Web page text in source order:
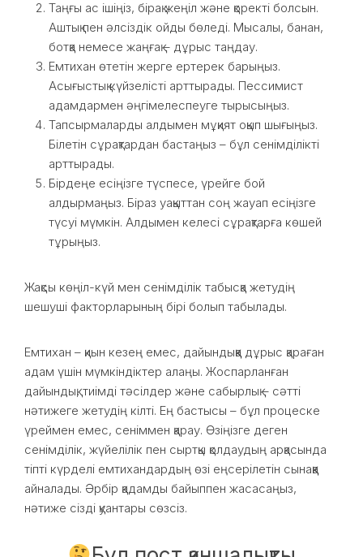
Таңғы ас ішіңіз, бірақ жеңіл және қоректі болсын.
Аштық пен әлсіздік ойды бөледі. Мысалы, банан,
ботқа немесе жаңғақ – дұрыс таңдау.
Емтихан өтетін жерге ертерек барыңыз.
Асығыстық күйзелісті арттырады. Пессимист
адамдармен әңгімелеспеуге тырысыңыз.
Тапсырмаларды алдымен мұқият оқып шығыңыз.
Білетін сұрақтардан бастаңыз – бұл сенімділікті
арттырады.
Бірдеңе есіңізге түспесе, үрейге бой
алдырмаңыз. Біраз уақыттан соң жауап есіңізге
түсуі мүмкін. Алдымен келесі сұрақтарға көшей
тұрыңыз.
Жақсы көңіл-күй мен сенімділік табысқа жетудің
шешуші факторларының бірі болып табылады.
Емтихан – қиын кезең емес, дайындыққа дұрыс қараған
адам үшін мүмкіндіктер алаңы. Жоспарланған
дайындық, тиімді тәсілдер және сабырлық – сәтті
нәтижеге жетудің кілті. Ең бастысы – бұл процеске
үреймен емес, сеніммен қарау. Өзіңізге деген
сенімділік, жүйелілік пен сыртқы қолдаудың арқасында
тіпті күрделі емтихандардың өзі еңсерілетін сынаққа
айналады. Әрбір қадамды байыппен жасасаңыз,
нәтиже сізді қуантары сөзсіз.